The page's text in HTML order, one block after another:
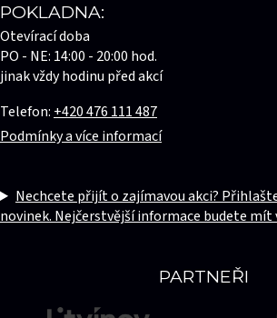
PARTNEŘI
POKLADNA:
Otevírací doba
PO - NE: 14:00 - 20:00 hod.
jinak vždy hodinu před akcí
Telefon: +420 476 111 487
Podmínky a více informací
Nechcete přijít o zajímavou akci?
novinek. Nejčerstvější informace budete mít